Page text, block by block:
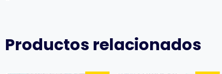
Productos relacionados